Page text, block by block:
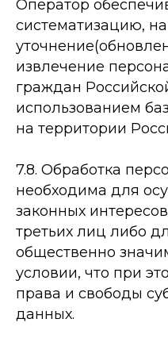
Оператор
систематизацию,
извлечение
граждан
использованием
на территории
7.8. Обработка
необходима для
законных
третьих лиц либо
общественно
условии, что при
права и свободы
данных.